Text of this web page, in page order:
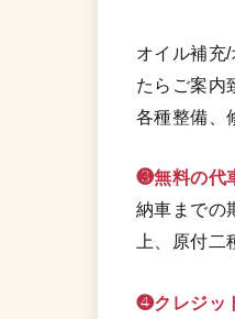
オイル補充
たらご案内
各種整備、
❸無料の代
納車までの
上、原付二
❹クレジッ